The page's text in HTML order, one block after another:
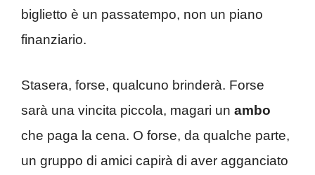
biglietto è un passatempo, non un piano
finanziario.
Stasera, forse, qualcuno brinderà. Forse
sarà una vincita piccola, magari un ambo
che paga la cena. O forse, da qualche parte,
un gruppo di amici capirà di aver agganciato